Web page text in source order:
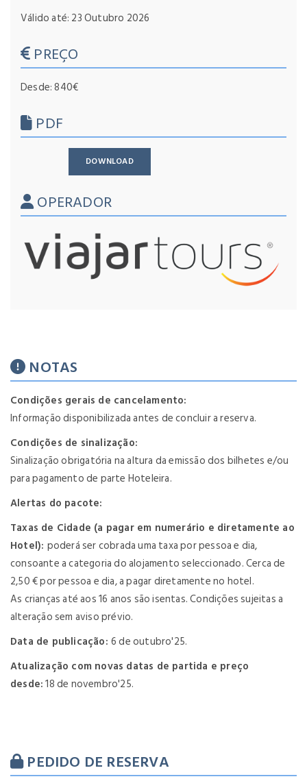
Válido até: 23 Outubro 2026
PREÇO
Desde: 840€
PDF
DOWNLOAD
OPERADOR
NOTAS
Condições gerais de cancelamento:
Informação disponibilizada antes de concluir a reserva.
Condições de sinalização:
Sinalização obrigatória na altura da emissão dos bilhetes e/ou
para pagamento de parte Hoteleira.
Alertas do pacote:
Taxas de Cidade (a pagar em numerário e diretamente ao
Hotel): poderá ser cobrada uma taxa por pessoa e dia,
consoante a categoria do alojamento seleccionado. Cerca de
2,50 € por pessoa e dia, a pagar diretamente no hotel.
As crianças até aos 16 anos são isentas. Condições sujeitas a
alteração sem aviso prévio.
Data de publicação: 6 de outubro'25.
Atualização com novas datas de partida e preço
desde:18 de novembro'25.
PEDIDO DE RESERVA